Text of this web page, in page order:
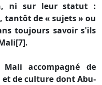
ni sur leur statut :
tantôt de « sujets » ou
toujours savoir s'ils
accompagné de
et de culture dont Abu-